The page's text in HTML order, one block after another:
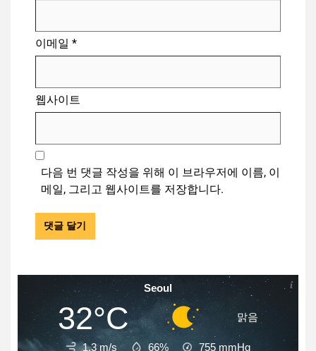
이메일 *
웹사이트
다음 번 댓글 작성을 위해 이 브라우저에 이름, 이
메일, 그리고 웹사이트를 저장합니다.
Seoul
32°C 맑음
1.3 m/s 66% 755 mmHg